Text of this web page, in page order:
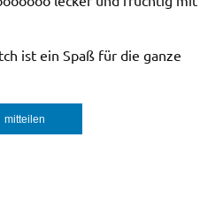
ist ein Spaß für die ganze
mitteilen